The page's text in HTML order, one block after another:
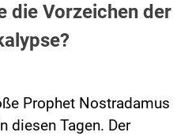
die Vorzeichen der
Prophet Nostradamus
diesen Tagen. Der